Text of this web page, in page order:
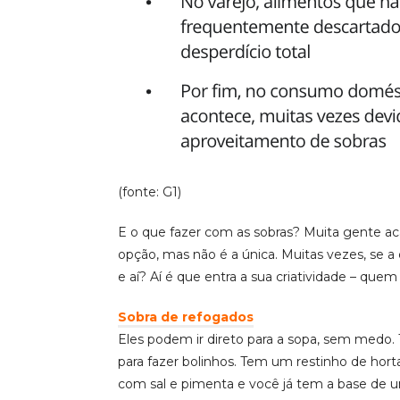
(fonte: G1)
E o que fazer com as sobras? Muita gente
opção, mas não é a única. Muitas vezes, se
e aí? Aí é que entra a sua criatividade –
Sobra de refogados
Eles podem ir direto para a sopa, sem
para fazer bolinhos. Tem um restinho de
com sal e pimenta e você já tem a base de